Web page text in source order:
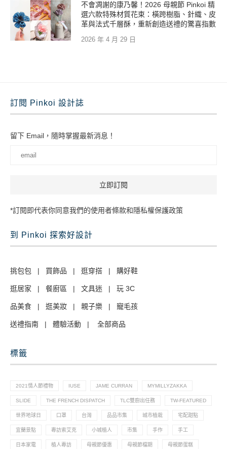
不會凋謝的康乃馨！2026 母親節 Pinkoi 精
選六款特殊材質花束：橫跨樹脂、針織、皮
革與法式千層酥，重新創造送禮的驚喜指數
2026 年 4 月 29 日
訂閱 Pinkoi 設計誌
留下 Email，隨時掌握最新消息！
*訂閱即代表你同意我們的使用者條款和隱私權保護政策
到 Pinkoi 探索好設計
挑包包 | 買飾品 | 逛穿搭 | 購好鞋
逛居家 | 餐廚區 | 文具迷 | 玩 3C
品美食 | 逛美妝 | 親子樂 | 寵毛孩
送禮指南 | 體驗活動 | 全部商品
標籤
2021情人節禮物 IUSE JAME CURRAN MYMILLYZAKKA
SLIDE THE FRENCH DISPATCH TLC雙廚出任務 TW-FEATURED
世界地球日 口罩 台灣 品品市集 城市植栽 宅配甜點
宜蘭景點 專訪索艾克 小城植人 市集 手作 手工
日本家電 植人專訪 母親節優惠 母親節檔期 母親節蛋糕